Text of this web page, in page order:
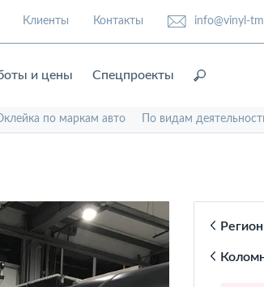
Клиенты Контакты info@vinyl-
и цены Спецпроекты
по маркам авто По видам